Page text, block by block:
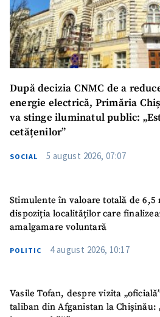
După decizia CNMC de a
energie electrică, Primăria
va stinge iluminatul public:
cetățenilor”
SOCIAL 5 august 2026, 07:07
Stimulente în valoare totală de
dispoziția localităților care
amalgamare voluntară
POLITIC 4 august 2026, 10:17
Vasile Tofan, despre vizita
taliban din Afganistan la Chișinău: